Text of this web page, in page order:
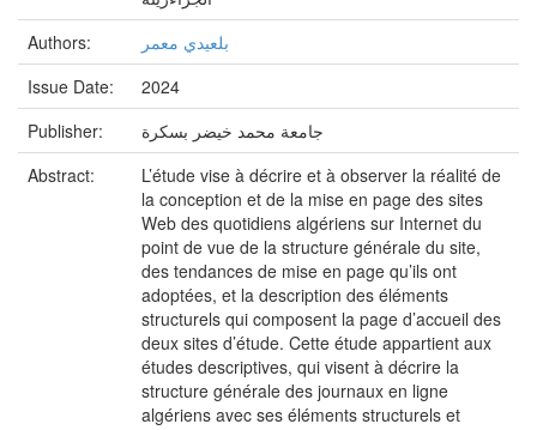
Authors:
بلعيدي معمر
Issue Date:
2024
Publisher:
جامعة محمد خيضر بسكرة
Abstract:
L’étude vise à décrire et à observer la réalité de
la conception et de la mise en page des sites
Web des quotidiens algériens sur Internet du
point de vue de la structure générale du site,
des tendances de mise en page qu’ils ont
adoptées, et la description des éléments
structurels qui composent la page d’accueil des
deux sites d’étude. Cette étude appartient aux
études descriptives, qui visent à décrire la
structure générale des journaux en ligne
algériens avec ses éléments structurels et